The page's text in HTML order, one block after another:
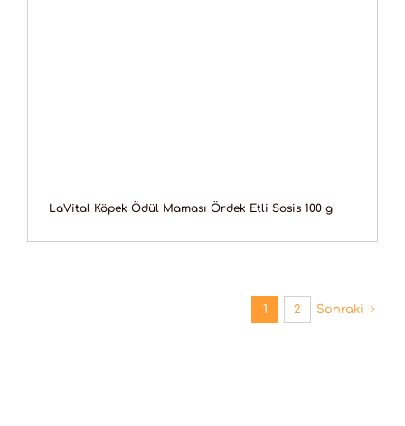
LaVital Köpek Ödül Maması Ördek Etli Sosis 100 g
1 2 Sonraki